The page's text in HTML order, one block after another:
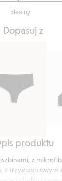
Idealny
Dopasuj z
typu
up
produktu
z
z trzystopniowym